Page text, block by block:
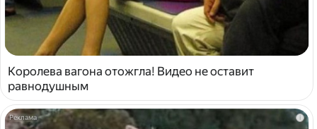
Королева вагона отожгла! Видео не оставит
равнодушным
i